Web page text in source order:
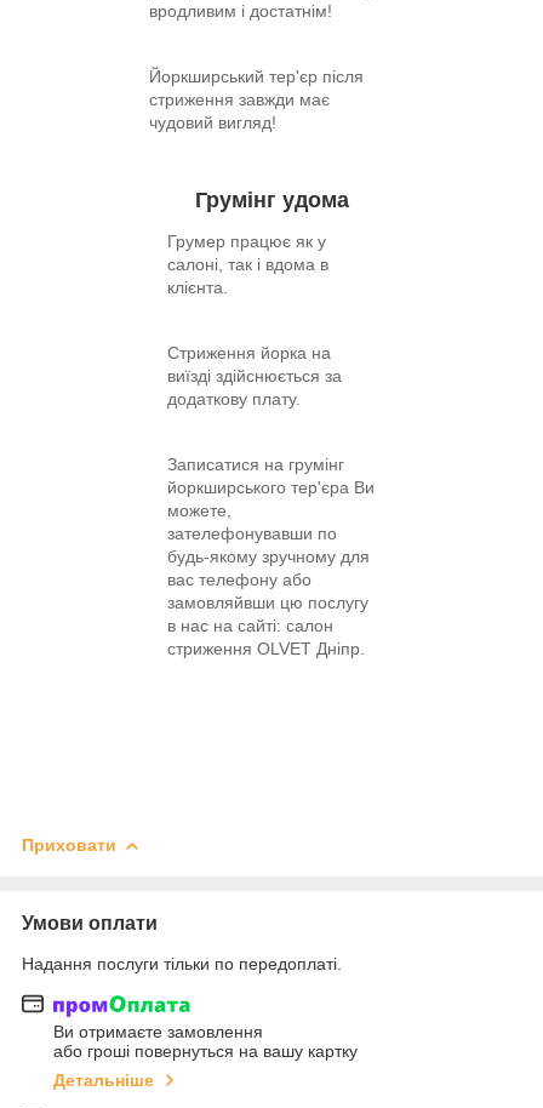
вродливим і достатнім!
Йоркширський тер'єр після
стриження завжди має
чудовий вигляд!
Грумінг удома
Грумер працює як у
салоні, так і вдома в
клієнта.
Стриження йорка на
виїзді здійснюється за
додаткову плату.
Записатися на грумінг
йоркширського тер'єра Ви
можете,
зателефонувавши по
будь-якому зручному для
вас телефону або
замовляйвши цю послугу
в нас на сайті: салон
стриження OLVET Дніпр.
Приховати
Умови оплати
Надання послуги тільки по передоплаті.
Ви отримаєте замовлення
або гроші повернуться на вашу картку
Детальніше